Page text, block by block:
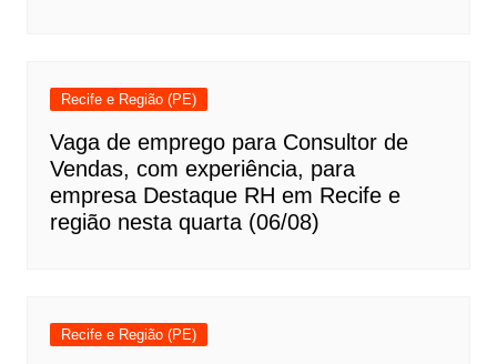
Recife e Região (PE)
Vaga de emprego para Consultor de
Vendas, com experiência, para
empresa Destaque RH em Recife e
região nesta quarta (06/08)
Recife e Região (PE)